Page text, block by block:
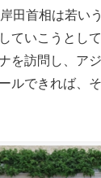
田首相は若い
ていこうとし
を訪問し、ア
ルできれば、